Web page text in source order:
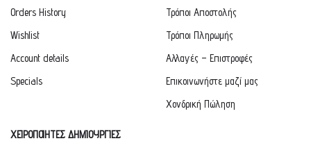
Orders History
Wishlist
Account details
Specials
Τρόποι Αποστολής
Τρόποι Πληρωμής
Αλλαγές – Επιστροφές
Επικοινωνήστε μαζί μας
Χονδρική Πώληση
ΧΕΙΡΟΠΟΙΗΤΕΣ ΔΗΜΙΟΥΡΓΙΕΣ